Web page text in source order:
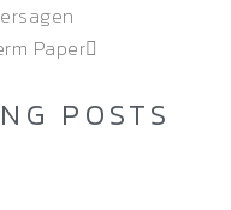
Paper
POSTS